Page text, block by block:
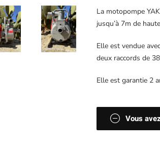
La motopompe
jusqu’à 7m de
Elle est vendue
deux raccords de
Elle est garantie 2
Vous